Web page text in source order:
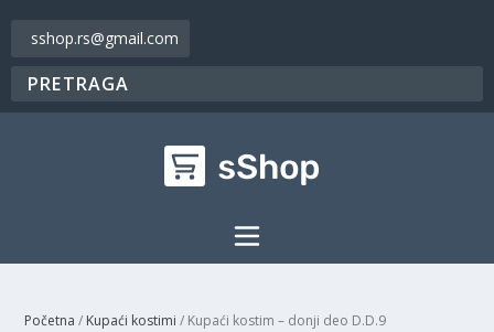
sshop.rs@gmail.com
Početna / Kupaći kostimi / Kupaći kostim – donji deo D.D.9